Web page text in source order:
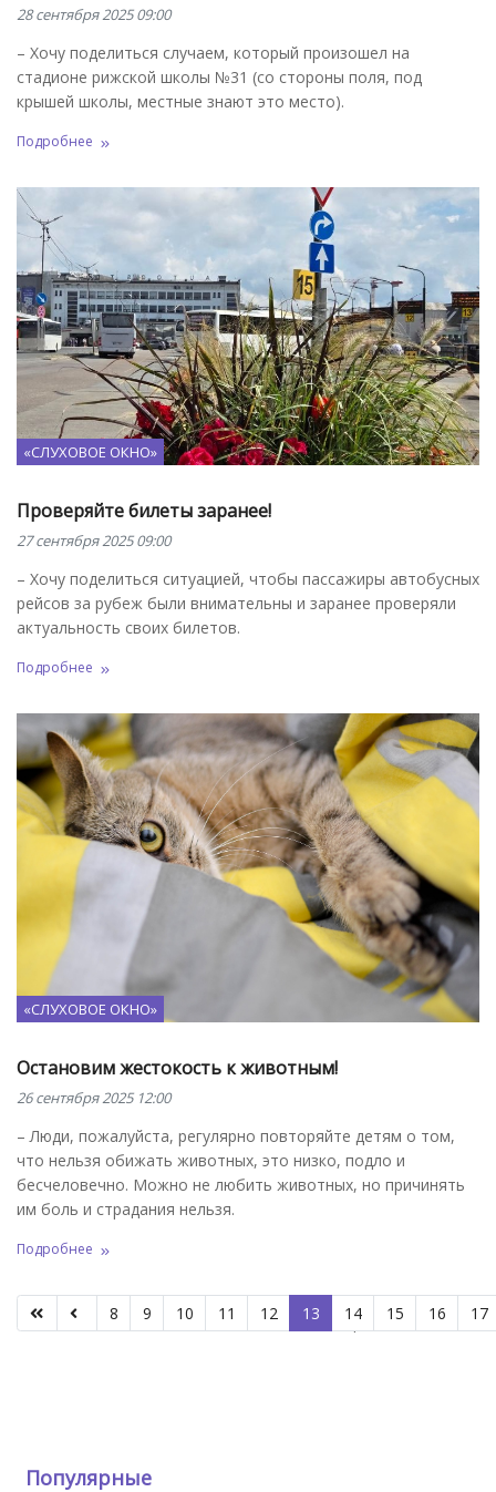
28 сентября 2025 09:00
– Хочу поделиться случаем, который произошел на
стадионе рижской школы №31 (со стороны поля, под
крышей школы, местные знают это место).
Подробнее
«СЛУХОВОЕ ОКНО»
Проверяйте билеты заранее!
27 сентября 2025 09:00
– Хочу поделиться ситуацией, чтобы пассажиры автобусных
рейсов за рубеж были внимательны и заранее проверяли
актуальность своих билетов.
Подробнее
«СЛУХОВОЕ ОКНО»
Остановим жестокость к животным!
26 сентября 2025 12:00
– Люди, пожалуйста, регулярно повторяйте детям о том,
что нельзя обижать животных, это низко, подло и
бесчеловечно. Можно не любить животных, но причинять
им боль и страдания нельзя.
Подробнее
Страница 13 из 80
8 9 10 11 12 13 14 15 16 17
Популярные